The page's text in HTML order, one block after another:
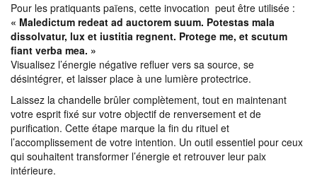
Pour les pratiquants païens, cette invocation peut être utilisée :
« Maledictum redeat ad auctorem suum. Potestas mala
dissolvatur, lux et iustitia regnent. Protege me, et scutum
fiant verba mea. »
Visualisez l’énergie négative refluer vers sa source, se
désintégrer, et laisser place à une lumière protectrice.
Laissez la chandelle brûler complètement, tout en maintenant
votre esprit fixé sur votre objectif de renversement et de
purification. Cette étape marque la fin du rituel et
l’accomplissement de votre intention. Un outil essentiel pour ceux
qui souhaitent transformer l’énergie et retrouver leur paix
intérieure.